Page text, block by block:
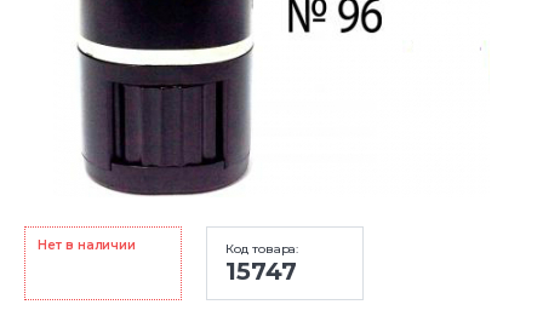
Нет в наличии Код товара:
15747